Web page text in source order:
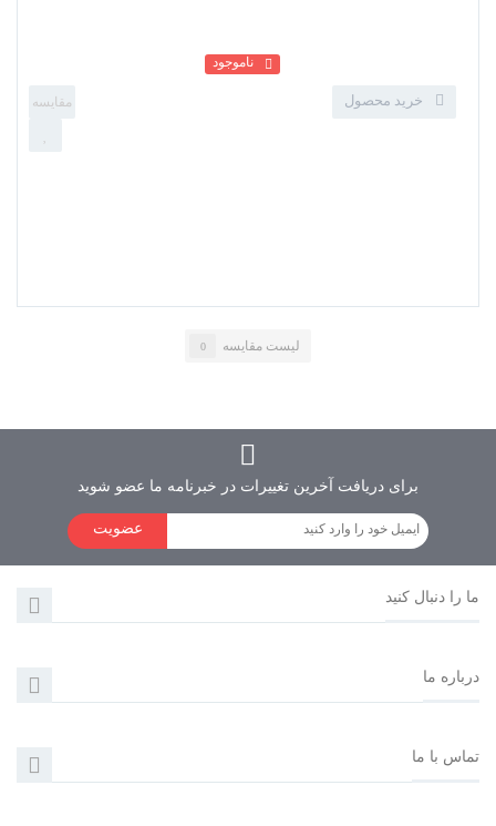
ناموجود
خرید محصول
لیست مقایسه 0
برای دریافت آخرین تغییرات در خبرنامه ما عضو شوید
عضویت
ما را دنبال کنید
درباره ما
تماس با ما